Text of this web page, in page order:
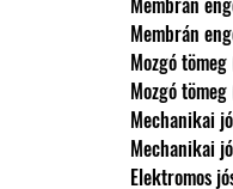
Mozgó
Mozgó